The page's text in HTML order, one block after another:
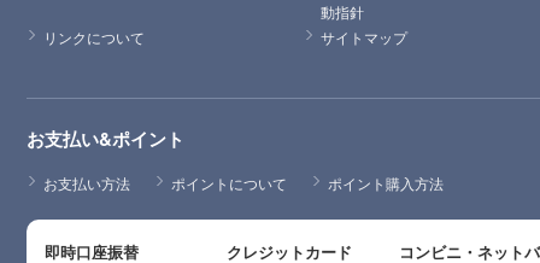
動指針
リンクについて
サイトマップ
お支払い&ポイント
お支払い方法 ポイントについて ポイント購入方法
即時口座振替 クレジットカード コンビニ・ネット